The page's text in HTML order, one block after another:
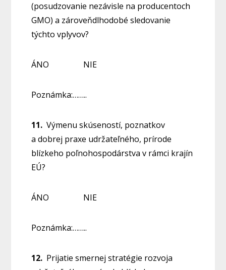
(posudzovanie nezávisle na producentoch
GMO) a zároveňdlhodobé sledovanie
týchto vplyvov?
ÁNO NIE
Poznámka:……..
11.Výmenu skúseností, poznatkov
a dobrej praxe udržateľného, prírode
blízkeho poľnohospodárstva v rámci krajín
EÚ?
ÁNO NIE
Poznámka:……..
12. Prijatie smernej stratégie rozvoja